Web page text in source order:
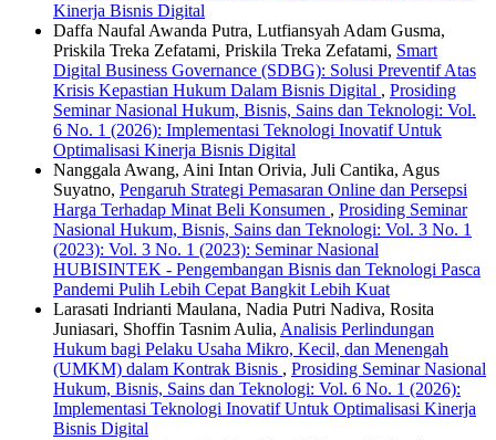
Kinerja Bisnis Digital
Daffa Naufal Awanda Putra, Lutfiansyah Adam Gusma,
Priskila Treka Zefatami, Priskila Treka Zefatami, Smart
Digital Business Governance (SDBG): Solusi Preventif Atas
Krisis Kepastian Hukum Dalam Bisnis Digital , Prosiding
Seminar Nasional Hukum, Bisnis, Sains dan Teknologi: Vol.
6 No. 1 (2026): Implementasi Teknologi Inovatif Untuk
Optimalisasi Kinerja Bisnis Digital
Nanggala Awang, Aini Intan Orivia, Juli Cantika, Agus
Suyatno, Pengaruh Strategi Pemasaran Online dan Persepsi
Harga Terhadap Minat Beli Konsumen , Prosiding Seminar
Nasional Hukum, Bisnis, Sains dan Teknologi: Vol. 3 No. 1
(2023): Vol. 3 No. 1 (2023): Seminar Nasional
HUBISINTEK - Pengembangan Bisnis dan Teknologi Pasca
Pandemi Pulih Lebih Cepat Bangkit Lebih Kuat
Larasati Indrianti Maulana, Nadia Putri Nadiva, Rosita
Juniasari, Shoffin Tasnim Aulia, Analisis Perlindungan
Hukum bagi Pelaku Usaha Mikro, Kecil, dan Menengah
(UMKM) dalam Kontrak Bisnis , Prosiding Seminar Nasional
Hukum, Bisnis, Sains dan Teknologi: Vol. 6 No. 1 (2026):
Implementasi Teknologi Inovatif Untuk Optimalisasi Kinerja
Bisnis Digital